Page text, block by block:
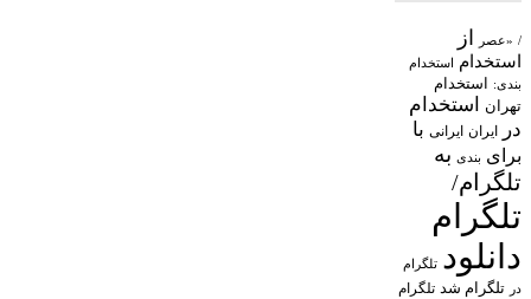
/ «عصر از
استخدام استخدام
بندی: استخدام
تهران
استخدام
در
ایران ایرانی با
برای بندی به
تلگرام/
تلگرام
دانلود تلگرام
در تلگرام شد تلگرام